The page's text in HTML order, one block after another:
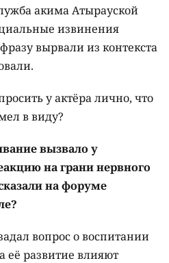
акима Атырауской
извинения
вырвали из контекста
у актёра лично, что
в виду?
вызвало у
на грани нервного
на форуме
вопрос о воспитании
её развитие влияют